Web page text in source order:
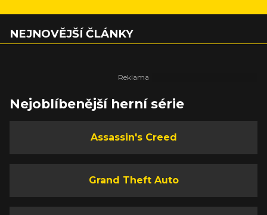
NEJNOVĚJŠÍ ČLÁNKY
Nejoblíbenější herní série
Assassin's Creed
Grand Theft Auto